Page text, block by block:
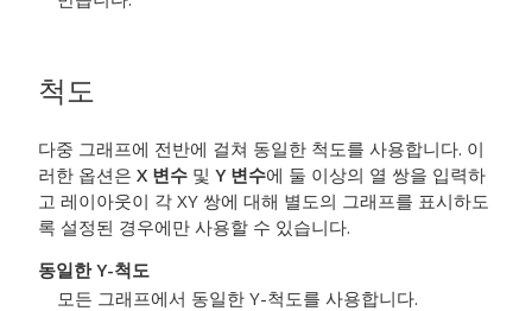
척도
다중 그래프에 전반에 걸쳐 동일한 척도를 사용합니다. 이
러한 옵션은 X 변수 및 Y 변수에 둘 이상의 열 쌍을 입력하
고 레이아웃이 각 XY 쌍에 대해 별도의 그래프를 표시하도
록 설정된 경우에만 사용할 수 있습니다.
동일한 Y-척도
모든 그래프에서 동일한 Y-척도를 사용합니다.